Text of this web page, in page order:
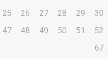
25 26 27 28 29 30
47 48 49 50 51 52
67